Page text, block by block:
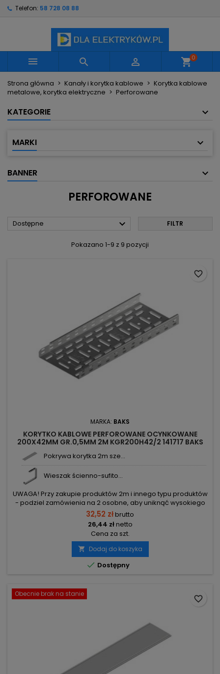
Telefon: 58 728 08 88
   shopping_cart0
Strona główna Kanały i korytka kablowe
Korytka kablowe
metalowe, korytka elektryczne
Perforowane
KATEGORIE
MARKI
BANNER
PERFOROWANE
Dostępne  FILTR
Pokazano 1-9 z 9 pozycji
MARKA: BAKS
KORYTKO KABLOWE PERFOROWANE OCYNKOWANE
200X42MM GR.0,5MM 2M KGR200H42/2 141717 BAKS
Pokrywa korytka 2m sze...
Wieszak ścienno-sufito...
UWAGA! Przy zakupie produktów 2m i innego typu produktów
- podziel zamówienia na 2 osobne, aby uniknąć wysokiego
kosztu transportu! Zamów osobno produkty 2m i osobno inne
elementy.
32,52 złbrutto
26,44 złnetto
Cena za szt.
 Dodaj do koszyka
 Dostępny
favorite_border
Obecnie brak na stanie
favorite_border
Utwórz nową listę
((confirmMessage))
Nazwa listy życzeń
Anuluj Utwórz listę życzeń
Musisz być zalogowany by zapisać produkty na
swojej liście życzeń.
Anuluj Zaloguj się